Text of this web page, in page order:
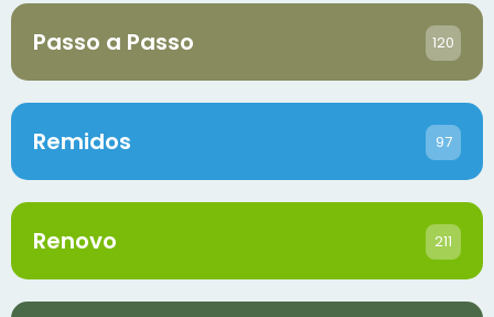
Passo a Passo 120
Remidos 97
Renovo 211